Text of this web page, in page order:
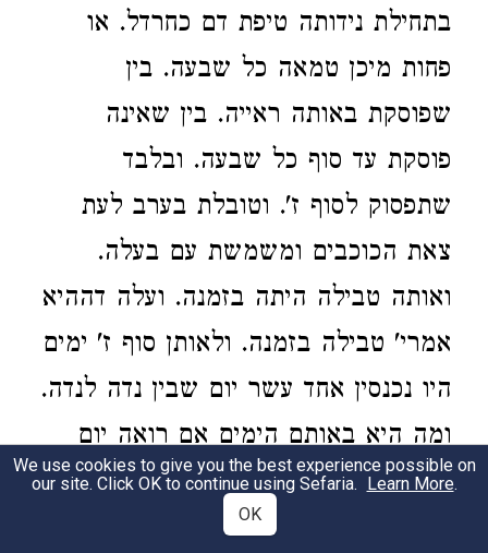
בתחילת נידותה טיפת דם כחרדל. או
פחות מיכן טמאה כל שבעה. בין
שפוסקת באותה ראייה. בין שאינה
פוסקת עד סוף כל שבעה. ובלבד
שתפסוק לסוף ז'. וטובלת בערב לעת
צאת הכוכבים ומשמשת עם בעלה.
ואותה טבילה היתה בזמנה. ועלה דההיא
אמרי' טבילה בזמנה. ולאותן סוף ז' ימים
היו נכנסין אחד עשר יום שבין נדה לנדה.
ומה היא באותם הימים אם רואה יום
אחד ופוסקת לערב היתה שומרת יום
כנגד יום וטובלת לערבו של יום שני
We use cookies to give you the best experience possible on
our site. Click OK to continue using Sefaria. Learn More.
OK